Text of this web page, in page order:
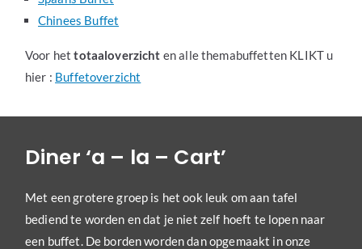
Chinees Buffet
Voor het totaaloverzicht en alle themabuffetten KLIKT u
hier : Buffetoverzicht
Diner ‘a – la – Cart’
Met een grotere groep is het ook leuk om aan tafel
bediend te worden en dat je niet zelf hoeft te lopen naar
een buffet. De borden worden dan opgemaakt in onze